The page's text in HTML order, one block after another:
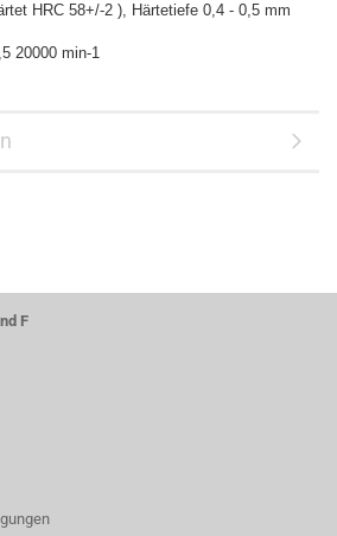
HRC 58+/-2 ), Härtetiefe 0,4 - 0,5 mm
20000 min-1
F